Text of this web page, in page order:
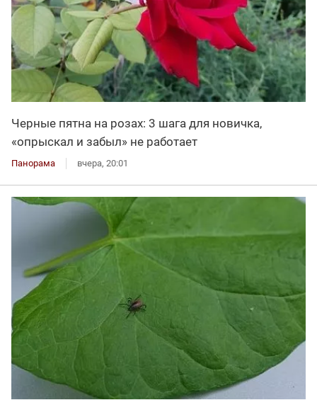
Черные пятна на розах: 3 шага для новичка,
«опрыскал и забыл» не работает
Панорама вчера, 20:01